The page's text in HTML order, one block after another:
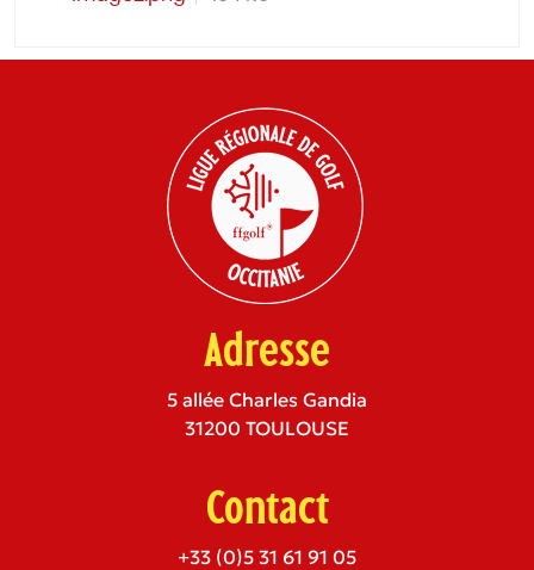
Adresse
5 allée Charles Gandia
31200 TOULOUSE
Contact
+33 (0)5 31 61 91 05